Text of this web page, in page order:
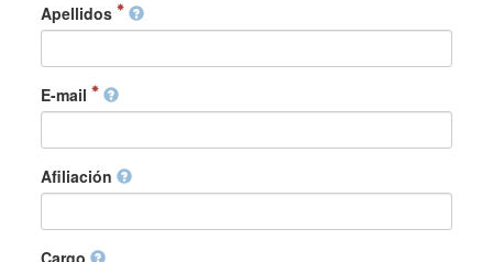
Apellidos
E-mail
Afiliación
Cargo